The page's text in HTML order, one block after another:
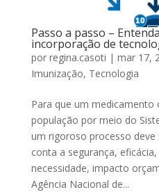
Passo a passo –
incorporação de
por regina.casoti | mar 17,
Imunização, Tecnologia
Para que um medicamento
população por meio do
um rigoroso processo deve
conta a segurança,
necessidade, impacto
Agência Nacional de...